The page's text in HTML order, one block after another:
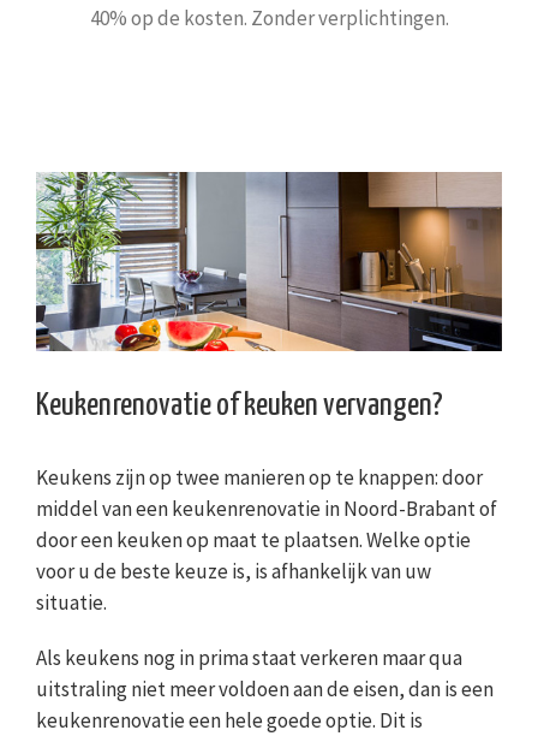
40% op de kosten. Zonder verplichtingen.
Keukenrenovatie of keuken vervangen?
Keukens zijn op twee manieren op te knappen: door
middel van een keukenrenovatie in Noord-Brabant of
door een keuken op maat te plaatsen. Welke optie
voor u de beste keuze is, is afhankelijk van uw
situatie.
Als keukens nog in prima staat verkeren maar qua
uitstraling niet meer voldoen aan de eisen, dan is een
keukenrenovatie een hele goede optie. Dit is